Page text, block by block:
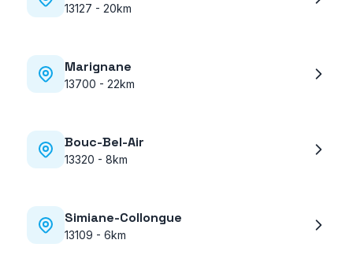
13127 - 20km
Marignane
13700 - 22km
Bouc-Bel-Air
13320 - 8km
Simiane-Collongue
13109 - 6km